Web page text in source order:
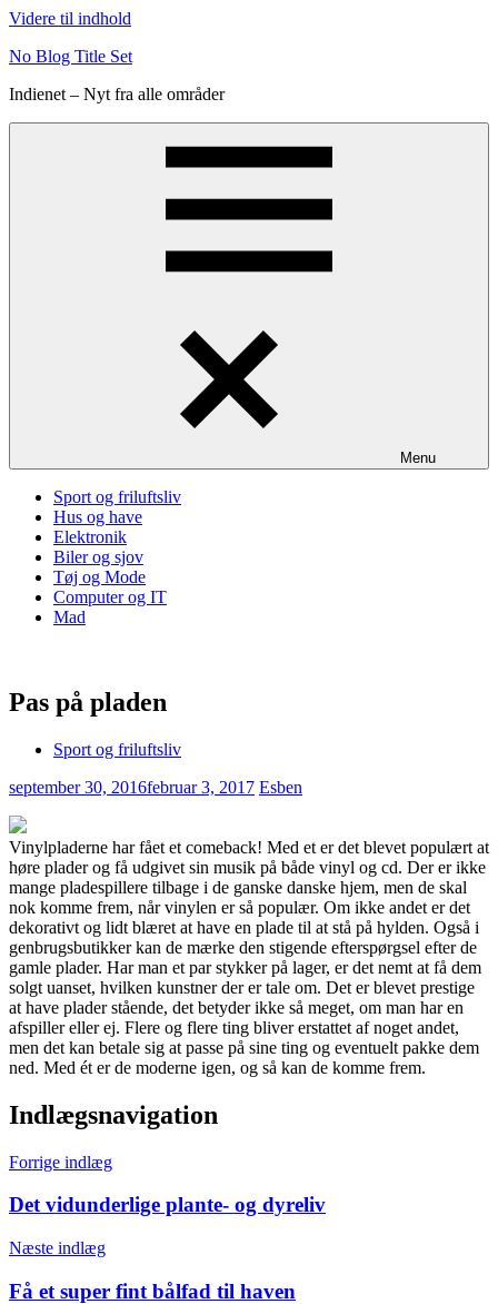
Videre til indhold
No Blog Title Set
Indienet – Nyt fra alle områder
Menu
Sport og friluftsliv
Hus og have
Elektronik
Biler og sjov
Tøj og Mode
Computer og IT
Mad
Pas på pladen
Sport og friluftsliv
september 30, 2016februar 3, 2017 Esben
Vinylpladerne har fået et comeback! Med et er det blevet populært at
høre plader og få udgivet sin musik på både vinyl og cd. Der er ikke
mange pladespillere tilbage i de ganske danske hjem, men de skal
nok komme frem, når vinylen er så populær. Om ikke andet er det
dekorativt og lidt blæret at have en plade til at stå på hylden. Også i
genbrugsbutikker kan de mærke den stigende efterspørgsel efter de
gamle plader. Har man et par stykker på lager, er det nemt at få dem
solgt uanset, hvilken kunstner der er tale om. Det er blevet prestige
at have plader stående, det betyder ikke så meget, om man har en
afspiller eller ej. Flere og flere ting bliver erstattet af noget andet,
men det kan betale sig at passe på sine ting og eventuelt pakke dem
ned. Med ét er de moderne igen, og så kan de komme frem.
Indlægsnavigation
Forrige indlæg
Det vidunderlige plante- og dyreliv
Næste indlæg
Få et super fint bålfad til haven